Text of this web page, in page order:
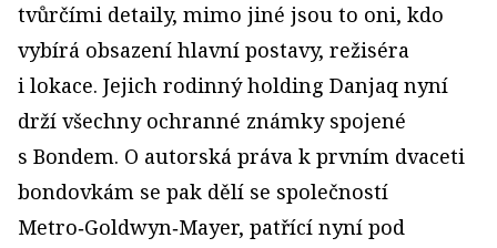
tvůrčími detaily, mimo jiné jsou to oni, kdo
vybírá obsazení hlavní postavy, režiséra
i lokace. Jejich rodinný holding Danjaq nyní
drží všechny ochranné známky spojené
s Bondem. O autorská práva k prvním dvaceti
bondovkám se pak dělí se společností
Metro‑Goldwyn‑Mayer, patřící nyní pod